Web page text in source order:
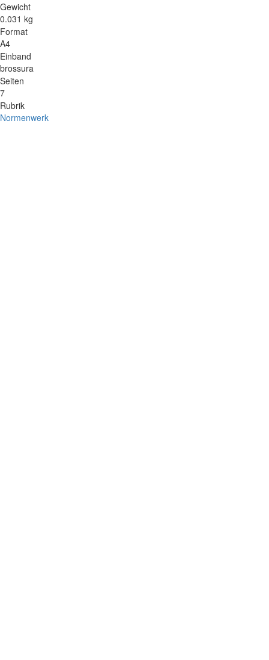
Gewicht
0.031 kg
Format
A4
Einband
brossura
Seiten
7
Rubrik
Normenwerk